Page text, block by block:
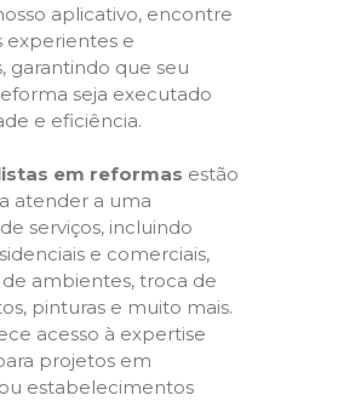
aplicativo, encontre
experientes e
garantindo que seu
seja executado
e eficiência.
em reformas estão
atender a uma
serviços, incluindo
e comerciais,
ambientes, troca de
pinturas e muito mais.
acesso à expertise
projetos em
estabelecimentos